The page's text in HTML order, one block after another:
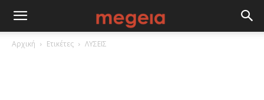
Αρχική Ετικέτες ΛΥΣΕΙΣ